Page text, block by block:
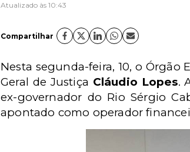
Atualizado às 10:43
Compartilhar
Nesta segunda-feira, 10, o Órgão
Geral de Justiça Cláudio Lopes.
ex-governador do Rio Sérgio
apontado como operador